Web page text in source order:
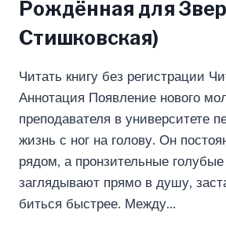
Рождённая для
Стишковская)
Читать книгу без регистрации
Аннотация Появление нового
преподавателя в университете
жизнь с ног на голову. Он
рядом, а пронзительные голубые
заглядывают прямо в душу,
биться быстрее. Между…